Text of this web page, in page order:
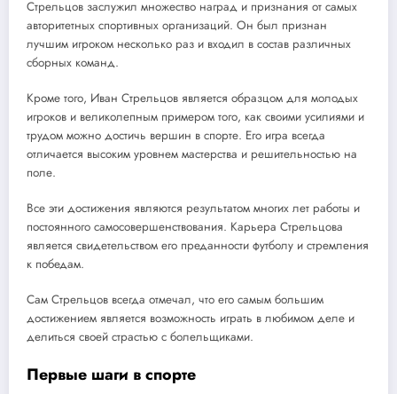
Стрельцов заслужил множество наград и признания от самых
авторитетных спортивных организаций. Он был признан
лучшим игроком несколько раз и входил в состав различных
сборных команд.
Кроме того, Иван Стрельцов является образцом для молодых
игроков и великолепным примером того, как своими усилиями и
трудом можно достичь вершин в спорте. Его игра всегда
отличается высоким уровнем мастерства и решительностью на
поле.
Все эти достижения являются результатом многих лет работы и
постоянного самосовершенствования. Карьера Стрельцова
является свидетельством его преданности футболу и стремления
к победам.
Сам Стрельцов всегда отмечал, что его самым большим
достижением является возможность играть в любимом деле и
делиться своей страстью с болельщиками.
Первые шаги в спорте